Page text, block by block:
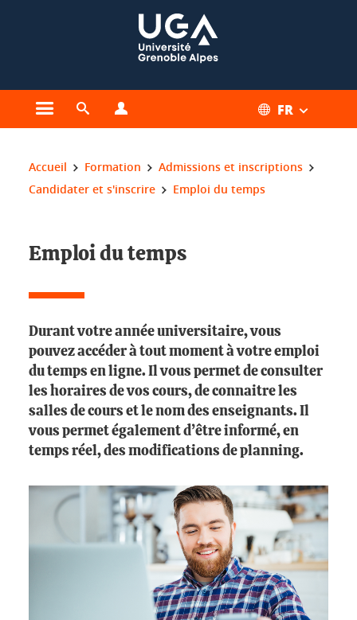
Ouvrir le menu principal
Ouvrir le moteur de recherche FR
Vous êtes ici :
Accueil Formation
Admissions et inscriptions
Candidater et s'inscrire
Emploi du temps
Emploi du temps
Durant votre année universitaire, vous
pouvez accéder à tout moment à votre emploi
du temps en ligne. Il vous permet de consulter
les horaires de vos cours, de connaitre les
salles de cours et le nom des enseignants. Il
vous permet également d’être informé, en
temps réel, des modifications de planning.